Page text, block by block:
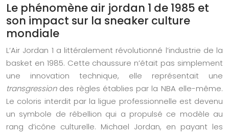
Le phénomène air jordan 1 de 1985 et
son impact sur la sneaker culture
mondiale
L’Air Jordan 1 a littéralement révolutionné l’industrie de la
basket en 1985. Cette chaussure n’était pas simplement
une innovation technique, elle représentait une
transgressiondes règles établies par la NBA elle-même.
Le coloris interdit par la ligue professionnelle est devenu
un symbole de rébellion qui a propulsé ce modèle au
rang d’icône culturelle. Michael Jordan, en payant les